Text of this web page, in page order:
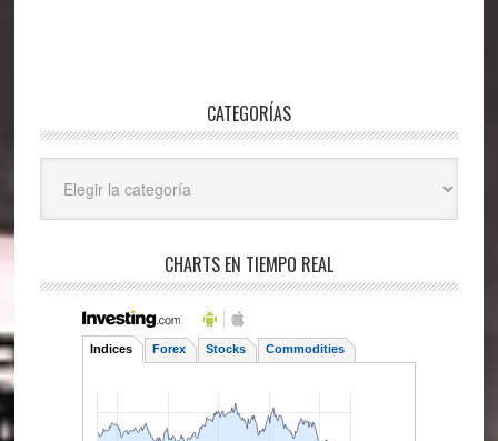
CATEGORÍAS
CHARTS EN TIEMPO REAL